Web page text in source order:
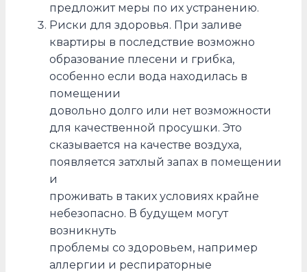
предложит меры по их устранению.
Риски для здоровья. При заливе
квартиры в последствие возможно
образование плесени и грибка,
особенно если вода находилась в
помещении
довольно долго или нет возможности
для качественной просушки. Это
сказывается на качестве воздуха,
появляется затхлый запах в помещении
и
проживать в таких условиях крайне
небезопасно. В будущем могут
возникнуть
проблемы со здоровьем, например
аллергии и респираторные